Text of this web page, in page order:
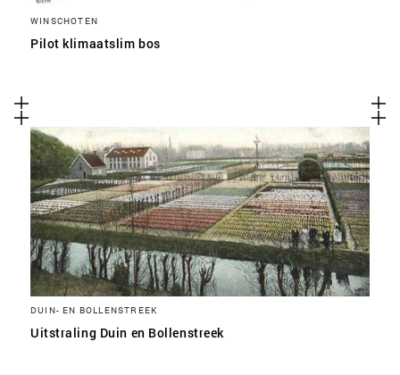
WINSCHOTEN
Pilot klimaatslim bos
DUIN- EN BOLLENSTREEK
Uitstraling Duin en Bollenstreek